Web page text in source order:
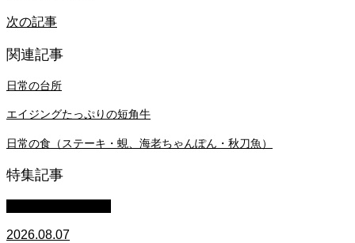
次の記事
関連記事
日常の台所
エイジングたっぷりの​短角牛
日常の食（ステーキ・蜆、海老ちゃんぽん・秋刀魚）
特集記事
2026.08.07